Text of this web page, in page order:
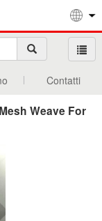
Contatti
Weave For